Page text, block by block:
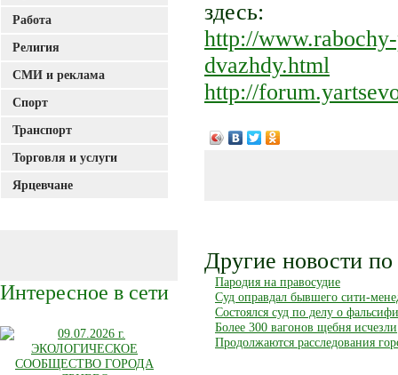
здесь:
http://
dvazhdy.html
http://
Другие новости по
Пародия на правосудие
Суд оправдал бывшего сити-
Состоялся суд по делу о
Более 300 вагонов щебня исчезли
Продолжаются расследования
Работа
Религия
СМИ и реклама
Спорт
Транспорт
Торговля и услуги
Ярцевчане
Интересное в сети